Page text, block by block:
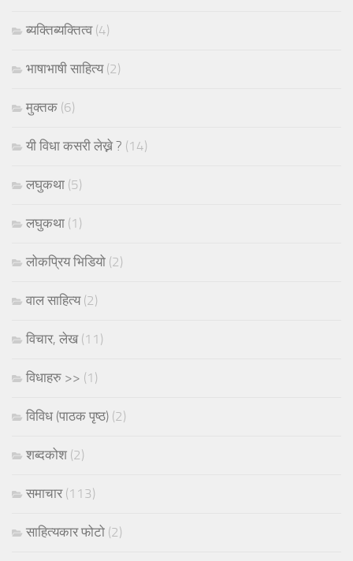
ब्यक्तिब्यक्तित्व(4)
भाषाभाषी साहित्य(2)
मुक्तक (6)
यी विधा कसरी लेख्ने ? (14)
लघुकथा (5)
लघुकथा (1)
लोकप्रिय भिडियो (2)
वाल साहित्य(2)
विचार, लेख(11)
विधाहरु >> (1)
विविध (पाठक पृष्ठ) (2)
शब्दकोश (2)
समाचार(113)
साहित्यकार फोटो (2)